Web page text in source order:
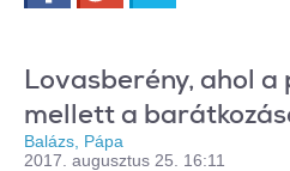
Lovasberény, ahol
mellett a
Balázs, Pápa
2017. augusztus 25. 16:11